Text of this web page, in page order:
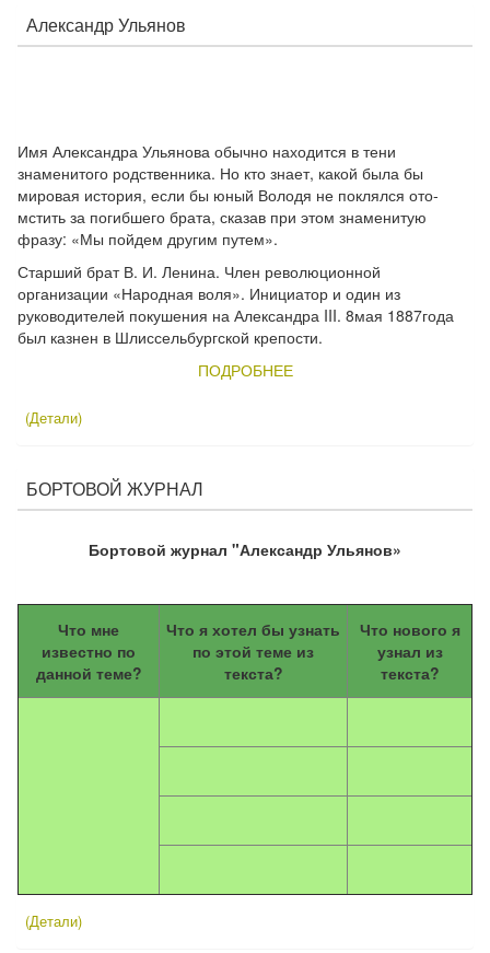
Александр Ульянов
Имя Александра Ульянова обыч­но находится в тени
знаменитого родственника. Но кто знает, какой была бы
мировая история, если бы юный Володя не поклялся ото­
мстить за погибшего брата, сказав при этом знаменитую
фразу: «Мы пойдем другим путем».
Старший брат В. И. Ленина. Член революционной
организации «Народная воля». Инициатор и один из
руководителей покушения на Александра III. 8мая 1887года
был казнен в Шлиссельбургской крепости.
ПОДРОБНЕЕ
(Детали)
БОРТОВОЙ ЖУРНАЛ
Бортовой журнал "Александр Ульянов»
Что мне
известно по
данной теме?
Что я хотел бы узнать
по этой теме из
текста?
Что нового я
узнал из
текста?
(Детали)